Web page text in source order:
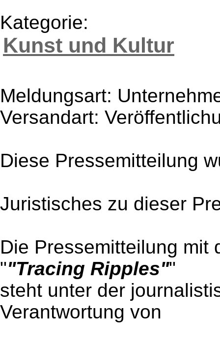
Kategorie:
Kunst und Kultur
Meldungsart:
Versandart:
Diese Pressemitteilung
Juristisches zu dieser
Die Pressemitteilung mit
""Tracing Ripples""
steht unter der
Verantwortung von